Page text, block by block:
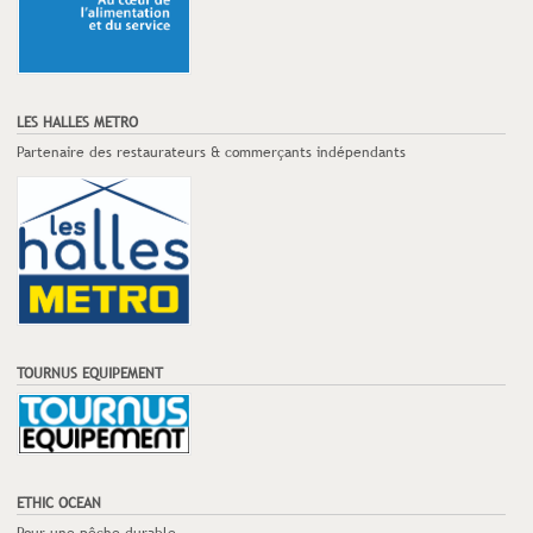
LES HALLES METRO
Partenaire des restaurateurs & commerçants indépendants
TOURNUS EQUIPEMENT
ETHIC OCEAN